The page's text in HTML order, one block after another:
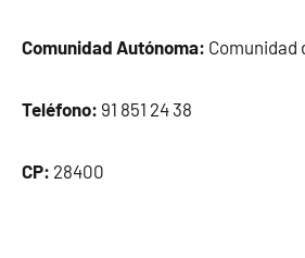
Comunidad Autónoma: Comunidad
Teléfono: 91 851 24 38
CP: 28400